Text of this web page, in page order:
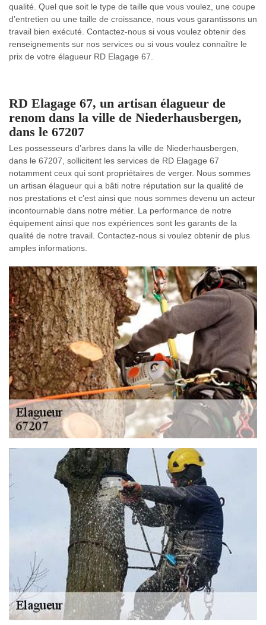
qualité. Quel que soit le type de taille que vous voulez, une coupe
d’entretien ou une taille de croissance, nous vous garantissons un
travail bien exécuté. Contactez-nous si vous voulez obtenir des
renseignements sur nos services ou si vous voulez connaître le
prix de votre élagueur RD Elagage 67.
RD Elagage 67, un artisan élagueur de
renom dans la ville de Niederhausbergen,
dans le 67207
Les possesseurs d’arbres dans la ville de Niederhausbergen,
dans le 67207, sollicitent les services de RD Elagage 67
notamment ceux qui sont propriétaires de verger. Nous sommes
un artisan élagueur qui a bâti notre réputation sur la qualité de
nos prestations et c’est ainsi que nous sommes devenu un acteur
incontournable dans notre métier. La performance de notre
équipement ainsi que nos expériences sont les garants de la
qualité de notre travail. Contactez-nous si voulez obtenir de plus
amples informations.